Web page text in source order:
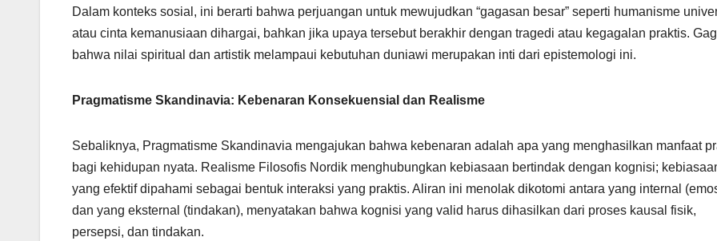
Dalam konteks sosial, ini berarti bahwa perjuangan untuk mewujudkan “gagasan besar” seperti humanisme
atau cinta kemanusiaan dihargai, bahkan jika upaya tersebut berakhir dengan tragedi atau kegagalan praktis.
bahwa nilai spiritual dan artistik melampaui kebutuhan duniawi merupakan inti dari epistemologi ini.
Pragmatisme Skandinavia: Kebenaran Konsekuensial dan Realisme
Sebaliknya, Pragmatisme Skandinavia mengajukan bahwa kebenaran adalah apa yang menghasilkan manfaat
bagi kehidupan nyata. Realisme Filosofis Nordik menghubungkan kebiasaan bertindak dengan kognisi;
yang efektif dipahami sebagai bentuk interaksi yang praktis. Aliran ini menolak dikotomi antara yang internal
dan yang eksternal (tindakan), menyatakan bahwa kognisi yang valid harus dihasilkan dari proses kausal fisik,
persepsi, dan tindakan.